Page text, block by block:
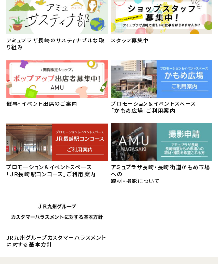
アミュプラザ長崎のサスティナブルな取
り組み
スタッフ募集中
催事・イベント出店のご案内
プロモーション＆イベントスペース
「かもめ広場」ご利用案内
プロモーション＆イベントスペース
「ＪＲ長崎駅コンコース」ご利用案内
アミュプラザ長崎・長崎街道かもめ市場
への
取材・撮影について
JR九州グループカスタマーハラスメント
に対する基本方針